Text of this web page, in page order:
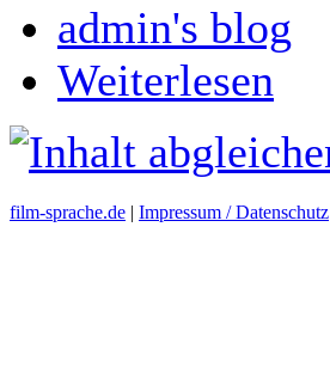
admin's blog
Weiterlesen
film-sprache.de | Impressum / Datenschutz